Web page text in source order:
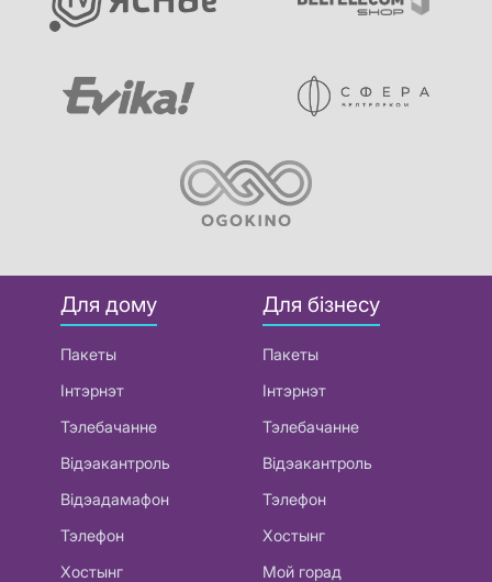
Для дому
Пакеты
Інтэрнэт
Тэлебачанне
Відэакантроль
Відэадамафон
Тэлефон
Хостынг
Для бізнесу
Пакеты
Інтэрнэт
Тэлебачанне
Відэакантроль
Тэлефон
Хостынг
Мой горад